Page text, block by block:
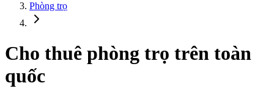
Phòng trọ
Cho thuê phòng trọ trên toàn
quốc